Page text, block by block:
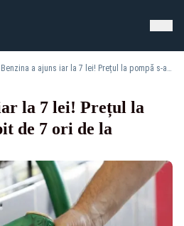
Benzina a ajuns iar la 7 lei! Prețul la pompă s-a scumpit de 7 ori de la începutul anului
la 7 lei! Prețul la
de 7 ori de la